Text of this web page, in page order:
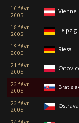
16 févr.
2005
Vienne
18 févr.
2005
Leipzig
19 févr.
2005
Riesa
21 févr.
2005
22 févr.
2005
22 févr.
2005
Ostrava